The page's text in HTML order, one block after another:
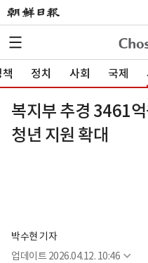
정치 사회 국제
복지부 추경 3461
청년 지원 확대
박수현 기자
업데이트 2026.04.12. 10:46